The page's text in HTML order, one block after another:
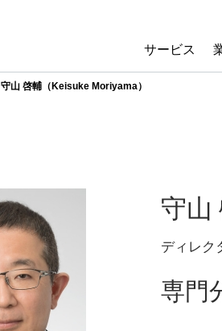
サービス
守山 啓輔（Keisuke Moriyama）
守山
ディレク
専門